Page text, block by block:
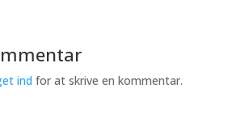
ind for at skrive en kommentar.